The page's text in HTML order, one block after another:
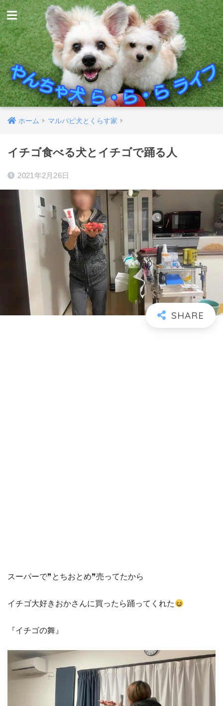
ホーム マルパピ犬とくらす家
イチゴ食べる犬とイチゴで踊る人
2021年2月26日
スーパーで❞とちおとめ❞売ってたから
イチゴ大好きおかさんに買ったら踊ってくれた
『イチゴの舞』